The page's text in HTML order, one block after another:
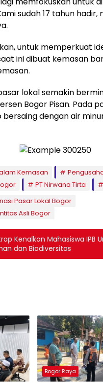
sudah 17 tahun
untuk memperkuat
ini dibuat kemasan
lokal semakin
Bogor Pisan. Pada
bersaing dengan air
Kemasan
PT Nirwana Tirta
Pasar Lokal Bogor
Asli Bogor
Kenalkan Mahasiswa IPB
dan Biodiversitas
Bogor Raya